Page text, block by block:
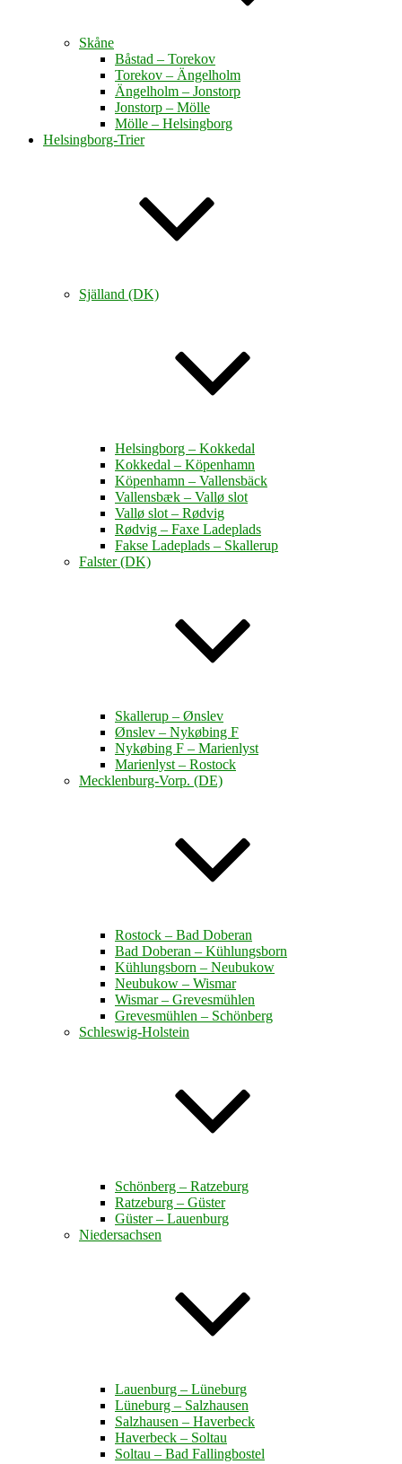
Skåne
Båstad – Torekov
Torekov – Ängelholm
Ängelholm – Jonstorp
Jonstorp – Mölle
Mölle – Helsingborg
Helsingborg-Trier
Själland (DK)
Helsingborg – Kokkedal
Kokkedal – Köpenhamn
Köpenhamn – Vallensbäck
Vallensbæk – Vallø slot
Vallø slot – Rødvig
Rødvig – Faxe Ladeplads
Fakse Ladeplads – Skallerup
Falster (DK)
Skallerup – Ønslev
Ønslev – Nykøbing F
Nykøbing F – Marienlyst
Marienlyst – Rostock
Mecklenburg-Vorp. (DE)
Rostock – Bad Doberan
Bad Doberan – Kühlungsborn
Kühlungsborn – Neubukow
Neubukow – Wismar
Wismar – Grevesmühlen
Grevesmühlen – Schönberg
Schleswig-Holstein
Schönberg – Ratzeburg
Ratzeburg – Güster
Güster – Lauenburg
Niedersachsen
Lauenburg – Lüneburg
Lüneburg – Salzhausen
Salzhausen – Haverbeck
Haverbeck – Soltau
Soltau – Bad Fallingbostel